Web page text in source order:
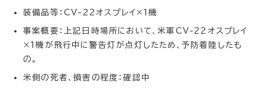
装備品等：CV-22オスプレイ×1機
事案概要：上記日時場所において、米軍CV-22オスプレイ
×1機が飛行中に警告灯が点灯したため、予防着陸したも
の。
米側の死者、損害の程度：確認中